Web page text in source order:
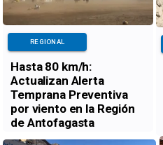
Hasta 80 km/h:
Actualizan Alerta
Temprana Preventiva
por viento en la Región
de Antofagasta
REGIONAL